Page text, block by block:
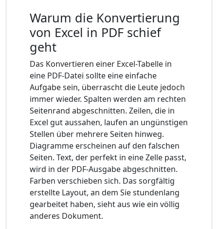
Warum die Konvertierung
von Excel in PDF schief
geht
Das Konvertieren einer Excel-Tabelle in
eine PDF-Datei sollte eine einfache
Aufgabe sein, überrascht die Leute jedoch
immer wieder. Spalten werden am rechten
Seitenrand abgeschnitten. Zeilen, die in
Excel gut aussahen, laufen an ungünstigen
Stellen über mehrere Seiten hinweg.
Diagramme erscheinen auf den falschen
Seiten. Text, der perfekt in eine Zelle passt,
wird in der PDF-Ausgabe abgeschnitten.
Farben verschieben sich. Das sorgfältig
erstellte Layout, an dem Sie stundenlang
gearbeitet haben, sieht aus wie ein völlig
anderes Dokument.